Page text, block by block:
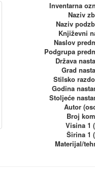
Inventarna
Naziv
Naziv
Književni
Naslov
Podgrupa
Država
Grad
Stilsko
Godina
Stoljeće
Autor
Broj
Visina 1
Širina 1
Materijal/